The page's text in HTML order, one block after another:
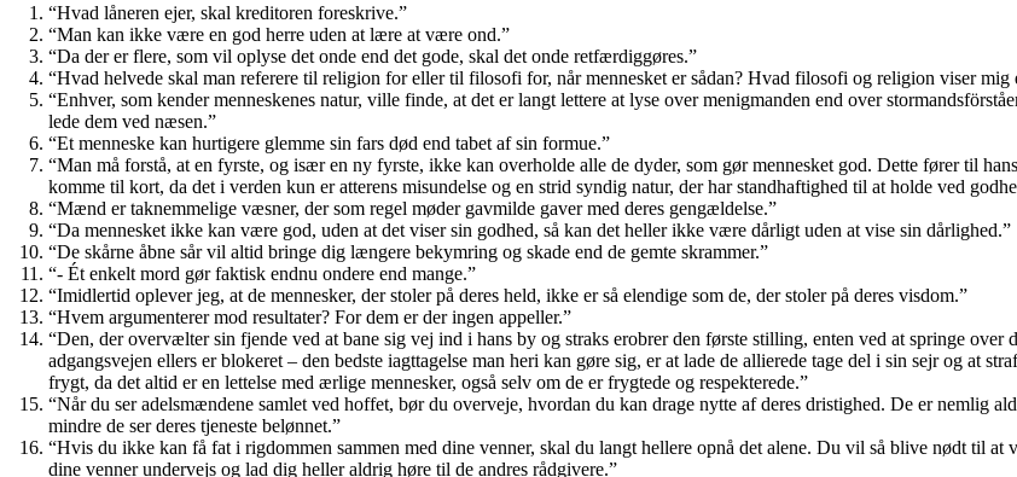
“Hvad låneren ejer, skal kreditoren foreskrive.”
“Man kan ikke være en god herre uden at lære at være ond.”
“Da der er flere, som vil oplyse det onde end det gode, skal det onde retfærdiggøres.”
“Hvad helvede skal man referere til religion for eller til filosofi for, når mennesket er sådan? Hvad filosofi og religion viser mig
“Enhver, som kender menneskenes natur, ville finde, at det er langt lettere at lyse over menigmanden end over
lede dem ved næsen.”
“Et menneske kan hurtigere glemme sin fars død end tabet af sin formue.”
“Man må forstå, at en fyrste, og især en ny fyrste, ikke kan overholde alle de dyder, som gør mennesket god. Dette fører til
komme til kort, da det i verden kun er atterens misundelse og en strid syndig natur, der har standhaftighed til at holde ved
“Mænd er taknemmelige væsner, der som regel møder gavmilde gaver med deres gengældelse.”
“Da mennesket ikke kan være god, uden at det viser sin godhed, så kan det heller ikke være dårligt uden at vise sin dårlighed.”
“De skårne åbne sår vil altid bringe dig længere bekymring og skade end de gemte skrammer.”
“- Ét enkelt mord gør faktisk endnu ondere end mange.”
“Imidlertid oplever jeg, at de mennesker, der stoler på deres held, ikke er så elendige som de, der stoler på deres visdom.”
“Hvem argumenterer mod resultater? For dem er der ingen appeller.”
“Den, der overvælter sin fjende ved at bane sig vej ind i hans by og straks erobrer den første stilling, enten ved at springe
adgangsvejen ellers er blokeret – den bedste iagttagelse man heri kan gøre sig, er at lade de allierede tage del i sin sejr og at
frygt, da det altid er en lettelse med ærlige mennesker, også selv om de er frygtede og respekterede.”
“Når du ser adelsmændene samlet ved hoffet, bør du overveje, hvordan du kan drage nytte af deres dristighed. De er nemlig
mindre de ser deres tjeneste belønnet.”
“Hvis du ikke kan få fat i rigdommen sammen med dine venner, skal du langt hellere opnå det alene. Du vil så blive nødt til
dine venner undervejs og lad dig heller aldrig høre til de andres rådgivere.”